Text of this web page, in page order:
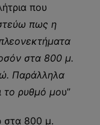
που
πως η
στα 800 μ.
Παράλληλα
το ρυθμό μου”
στα 800 μ.